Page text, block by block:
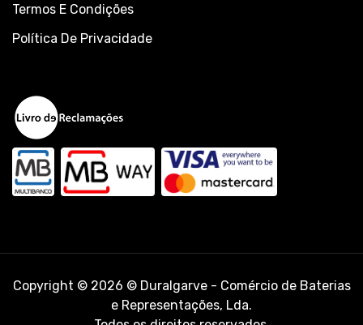
Termos E Condições
Política De Privacidade
Copyright © 2026 © Duralgarve - Comércio de Baterias
e Representações, Lda.